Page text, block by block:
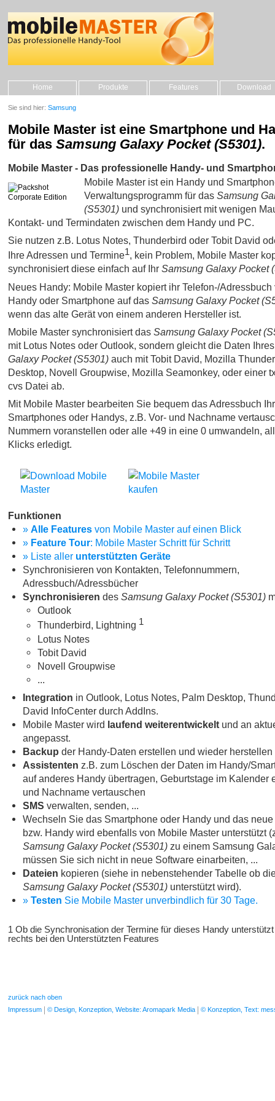
Home Produkte Features Download
Mobile Master ist eine Smartphone und
für das Samsung Galaxy Pocket (S5301).
Mobile Master - Das professionelle Handy- und
Mobile Master ist ein Handy und
Verwaltungsprogramm für das Samsung
(S5301) und synchronisiert mit wenigen
Kontakt- und Termindaten zwischen dem Handy und PC.
Sie nutzen z.B. Lotus Notes, Thunderbird oder Tobit David
Ihre Adressen und Termine1, kein Problem, Mobile Master
synchronisiert diese einfach auf Ihr Samsung Galaxy Pocket
Neues Handy: Mobile Master kopiert ihr Telefon-/Adressbuch
Handy oder Smartphone auf das Samsung Galaxy Pocket
wenn das alte Gerät von einem anderen Hersteller ist.
Mobile Master synchronisiert das Samsung Galaxy Pocket
mit Lotus Notes oder Outlook, sondern gleicht die Daten
Galaxy Pocket (S5301) auch mit Tobit David, Mozilla
Desktop, Novell Groupwise, Mozilla Seamonkey, oder einer
cvs Datei ab.
Mit Mobile Master bearbeiten Sie bequem das Adressbuch
Smartphones oder Handys, z.B. Vor- und Nachname
Nummern voranstellen oder alle +49 in eine 0 umwandeln,
Klicks erledigt.
Funktionen
» Alle Features von Mobile Master auf einen Blick
» Feature Tour: Mobile Master Schritt für Schritt
» Liste aller unterstützten Geräte
Synchronisieren von Kontakten, Telefonnummern,
Adressbuch/Adressbücher
Synchronisieren des Samsung Galaxy Pocket (S5301)
Outlook
Thunderbird, Lightning 1
Lotus Notes
Tobit David
Novell Groupwise
...
Integration in Outlook, Lotus Notes, Palm Desktop,
David InfoCenter durch AddIns.
Mobile Master wird laufend weiterentwickelt und an
angepasst.
Backup der Handy-Daten erstellen und wieder herstellen
Assistenten z.B. zum Löschen der Daten im Handy/
auf anderes Handy übertragen, Geburtstage im Kalender
und Nachname vertauschen
SMS verwalten, senden, ...
Wechseln Sie das Smartphone oder Handy und das
bzw. Handy wird ebenfalls von Mobile Master unterstützt
Samsung Galaxy Pocket (S5301) zu einem Samsung
müssen Sie sich nicht in neue Software einarbeiten, ...
Dateien kopieren (siehe in nebenstehender Tabelle ob
Samsung Galaxy Pocket (S5301) unterstützt wird).
» Testen Sie Mobile Master unverbindlich für 30 Tage.
1 Ob die Synchronisation der Termine für dieses Handy
rechts bei den Unterstützten Features
zurück nach oben
Impressum
© Design, Konzeption, Website: Aromapark Media © Konzeption, Text:
Sie sind hier: Samsung